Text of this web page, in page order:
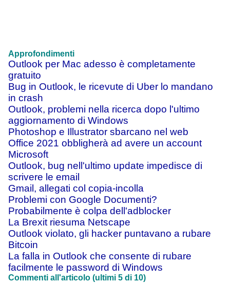
Approfondimenti
Outlook per Mac adesso è completamente
gratuito
Bug in Outlook, le ricevute di Uber lo mandano
in crash
Outlook, problemi nella ricerca dopo l'ultimo
aggiornamento di Windows
Photoshop e Illustrator sbarcano nel web
Office 2021 obbligherà ad avere un account
Microsoft
Outlook, bug nell'ultimo update impedisce di
scrivere le email
Gmail, allegati col copia-incolla
Problemi con Google Documenti?
Probabilmente è colpa dell'adblocker
La Brexit riesuma Netscape
Outlook violato, gli hacker puntavano a rubare
Bitcoin
La falla in Outlook che consente di rubare
facilmente le password di Windows
Commenti all'articolo (ultimi 5 di 10)